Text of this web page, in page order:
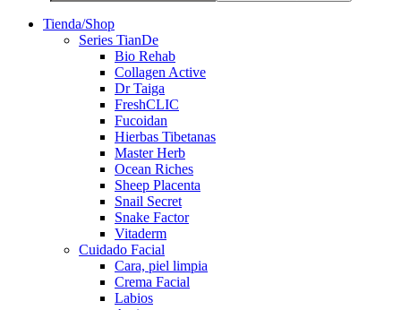
Tienda/Shop
Series TianDe
Bio Rehab
Collagen Active
Dr Taiga
FreshCLIC
Fucoidan
Hierbas Tibetanas
Master Herb
Ocean Riches
Sheep Placenta
Snail Secret
Snake Factor
Vitaderm
Cuidado Facial
Cara, piel limpia
Crema Facial
Labios